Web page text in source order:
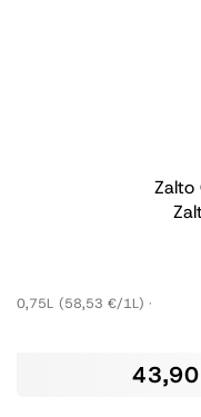
Zalto
0,75L (58,53 €/1L)